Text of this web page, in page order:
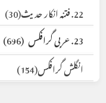
22. فتنہ انکار حدیث
(30)
23. عربی گرافکس
(696)
انگلش گرافکس(154)